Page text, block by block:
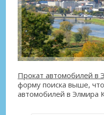
Прокат автомобилей в
форму поиска выше,
автомобилей в Элмира